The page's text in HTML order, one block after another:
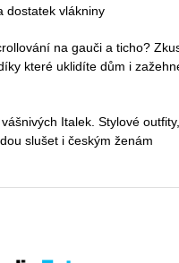
dostatek vlákniny
na gauči a ticho?
které uklidíte dům i
Italek. Stylové
slušet i českým ženám